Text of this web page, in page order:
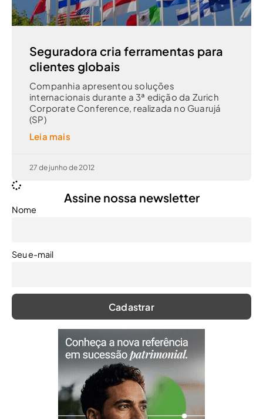
Seguradora cria ferramentas para
clientes globais
Companhia apresentou soluções
internacionais durante a 3ª edição da Zurich
Corporate Conference, realizada no Guarujá
(SP)
Leia mais
27 de junho de 2012
Assine nossa newsletter
Nome
Seu e-mail